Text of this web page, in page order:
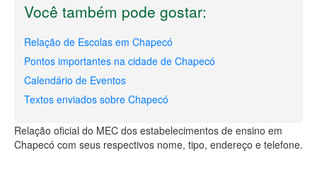
Você também pode gostar:
Relação de Escolas em Chapecó
Pontos importantes na cidade de Chapecó
Calendário de Eventos
Textos enviados sobre Chapecó
Relação oficial do MEC dos estabelecimentos de ensino em
Chapecó com seus respectivos nome, tipo, endereço e telefone.